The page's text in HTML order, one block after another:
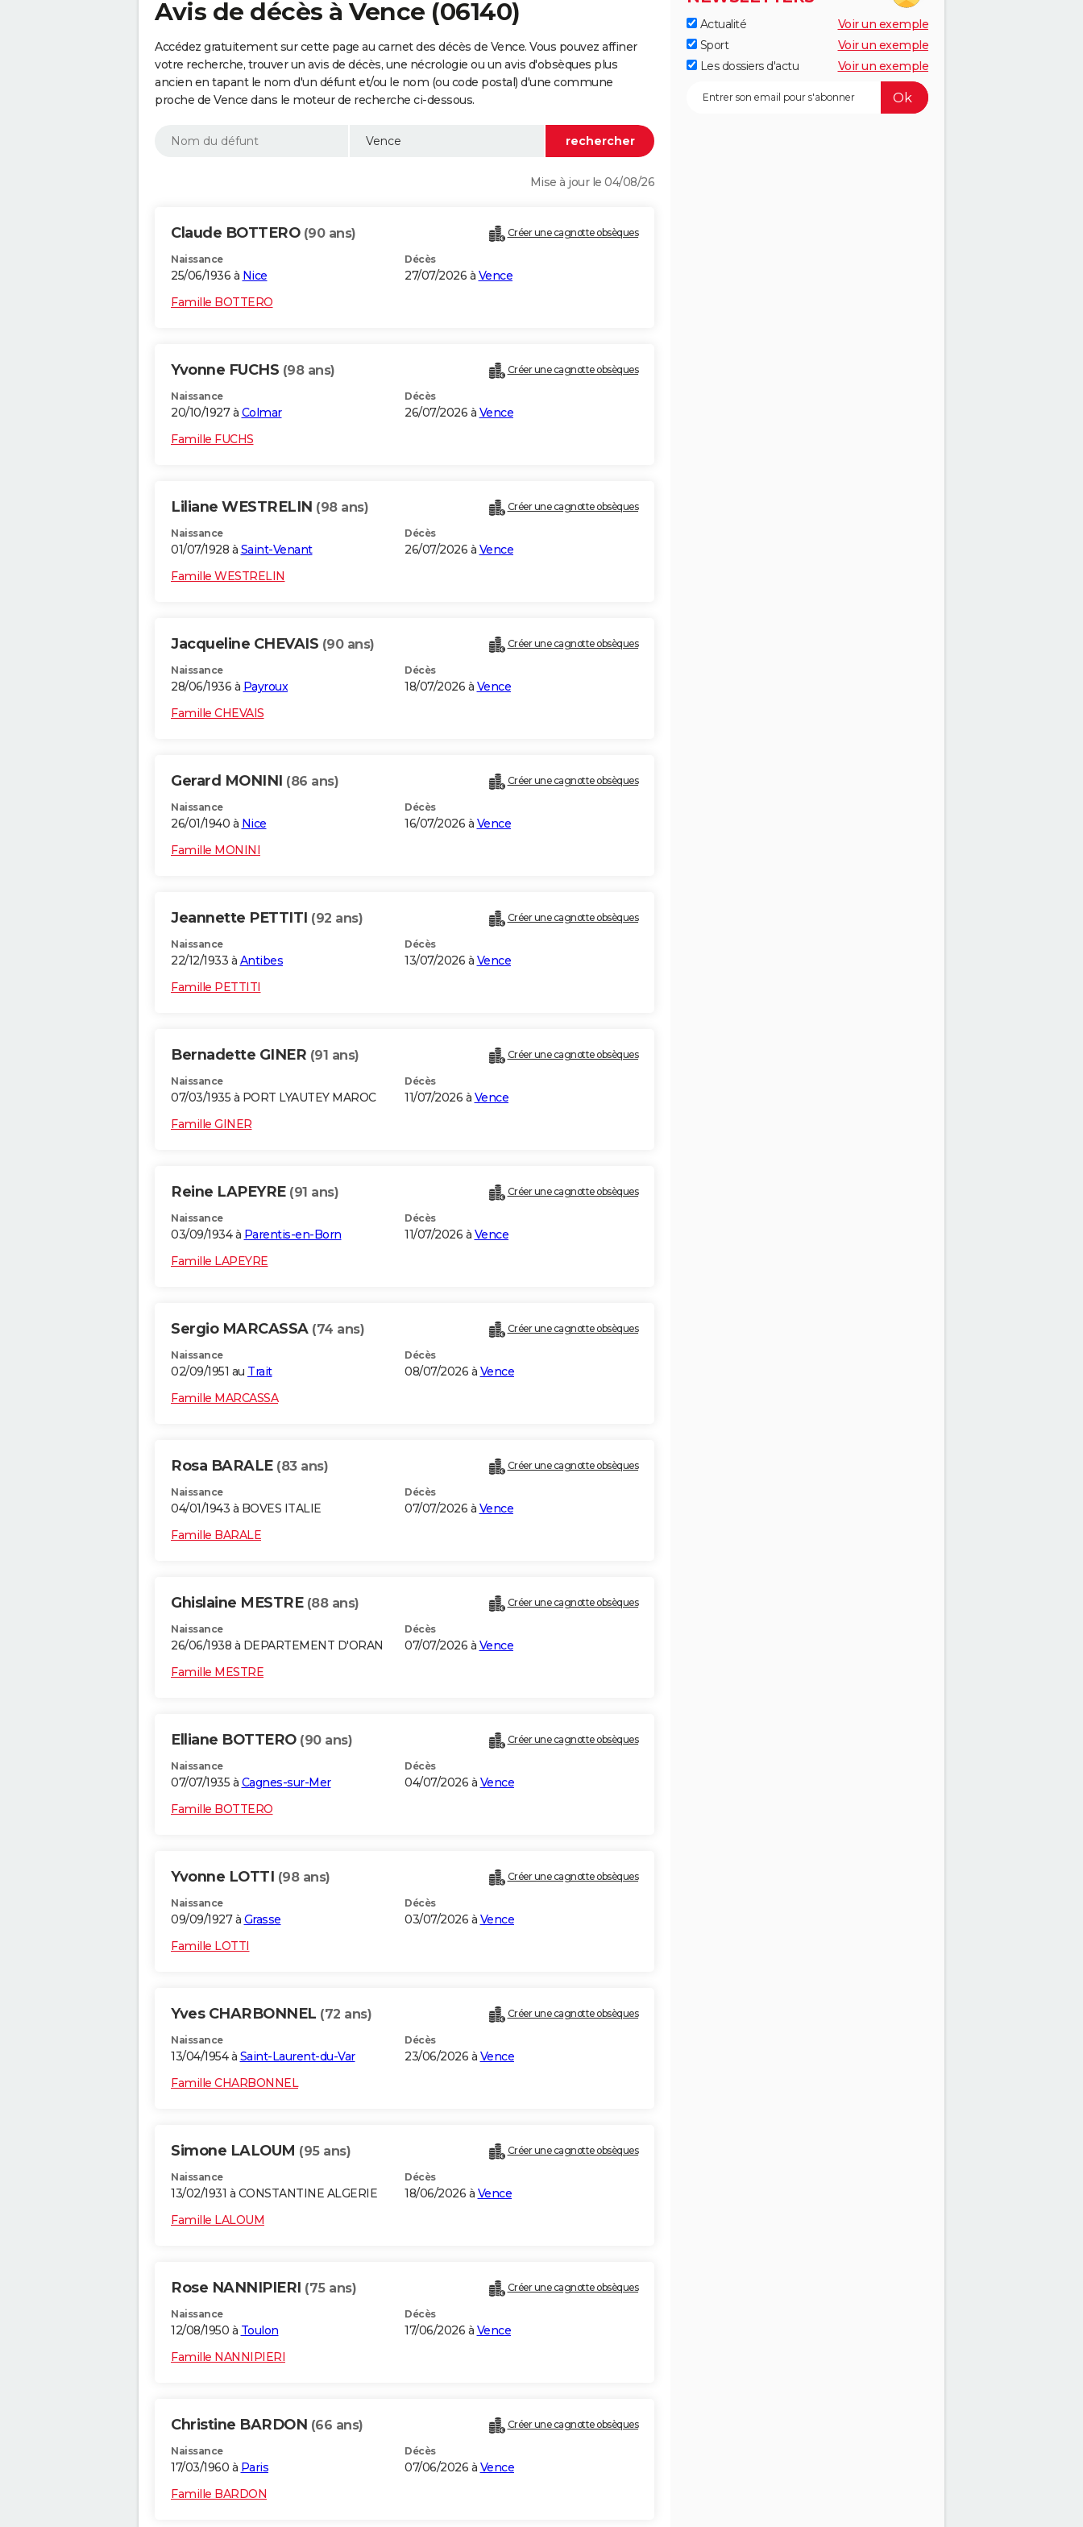
Avis de décès à Vence (06140)
Accédez gratuitement sur cette page au carnet des décès de Vence. Vous pouvez affiner
votre recherche, trouver un avis de décès, une nécrologie ou un avis d'obsèques plus
ancien en tapant le nom d'un défunt et/ou le nom (ou code postal) d'une commune
proche de Vence dans le moteur de recherche ci-dessous.
Mise à jour le 04/08/26
Claude BOTTERO (90 ans) Créer une cagnotte obsèques
Naissance
25/06/1936 à Nice
Décès
27/07/2026 à Vence
Famille BOTTERO
Yvonne FUCHS (98 ans) Créer une cagnotte obsèques
Naissance
20/10/1927 à Colmar
Décès
26/07/2026 à Vence
Famille FUCHS
Liliane WESTRELIN (98 ans) Créer une cagnotte obsèques
Naissance
01/07/1928 à Saint-Venant
Décès
26/07/2026 à Vence
Famille WESTRELIN
Jacqueline CHEVAIS (90 ans) Créer une cagnotte obsèques
Naissance
28/06/1936 à Payroux
Décès
18/07/2026 à Vence
Famille CHEVAIS
Gerard MONINI (86 ans) Créer une cagnotte obsèques
Naissance
26/01/1940 à Nice
Décès
16/07/2026 à Vence
Famille MONINI
Jeannette PETTITI (92 ans) Créer une cagnotte obsèques
Naissance
22/12/1933 à Antibes
Décès
13/07/2026 à Vence
Famille PETTITI
Bernadette GINER (91 ans) Créer une cagnotte obsèques
Naissance
07/03/1935 à PORT LYAUTEY MAROC
Décès
11/07/2026 à Vence
Famille GINER
Reine LAPEYRE (91 ans) Créer une cagnotte obsèques
Naissance
03/09/1934 à Parentis-en-Born
Décès
11/07/2026 à Vence
Famille LAPEYRE
Sergio MARCASSA (74 ans) Créer une cagnotte obsèques
Naissance
02/09/1951 au Trait
Décès
08/07/2026 à Vence
Famille MARCASSA
Rosa BARALE (83 ans) Créer une cagnotte obsèques
Naissance
04/01/1943 à BOVES ITALIE
Décès
07/07/2026 à Vence
Famille BARALE
Ghislaine MESTRE (88 ans) Créer une cagnotte obsèques
Naissance
26/06/1938 à DEPARTEMENT D'ORAN
Décès
07/07/2026 à Vence
Famille MESTRE
Elliane BOTTERO (90 ans) Créer une cagnotte obsèques
Naissance
07/07/1935 à Cagnes-sur-Mer
Décès
04/07/2026 à Vence
Famille BOTTERO
Yvonne LOTTI (98 ans) Créer une cagnotte obsèques
Naissance
09/09/1927 à Grasse
Décès
03/07/2026 à Vence
Famille LOTTI
Yves CHARBONNEL (72 ans) Créer une cagnotte obsèques
Naissance
13/04/1954 à Saint-Laurent-du-Var
Décès
23/06/2026 à Vence
Famille CHARBONNEL
Simone LALOUM (95 ans) Créer une cagnotte obsèques
Naissance
13/02/1931 à CONSTANTINE ALGERIE
Décès
18/06/2026 à Vence
Famille LALOUM
Rose NANNIPIERI (75 ans) Créer une cagnotte obsèques
Naissance
12/08/1950 à Toulon
Décès
17/06/2026 à Vence
Famille NANNIPIERI
Christine BARDON (66 ans) Créer une cagnotte obsèques
Naissance
17/03/1960 à Paris
Décès
07/06/2026 à Vence
Famille BARDON
Actualité
Voir un exemple
Sport
Voir un exemple
Les dossiers d'actu
Voir un exemple